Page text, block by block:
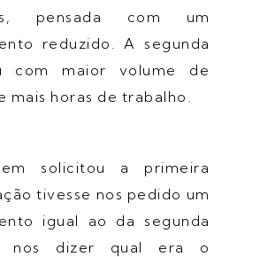
pensada com um
reduzido. A segunda
com maior volume de
mais horas de trabalho.
solicitou a primeira
tivesse nos pedido um
igual ao da segunda
nos dizer qual era o